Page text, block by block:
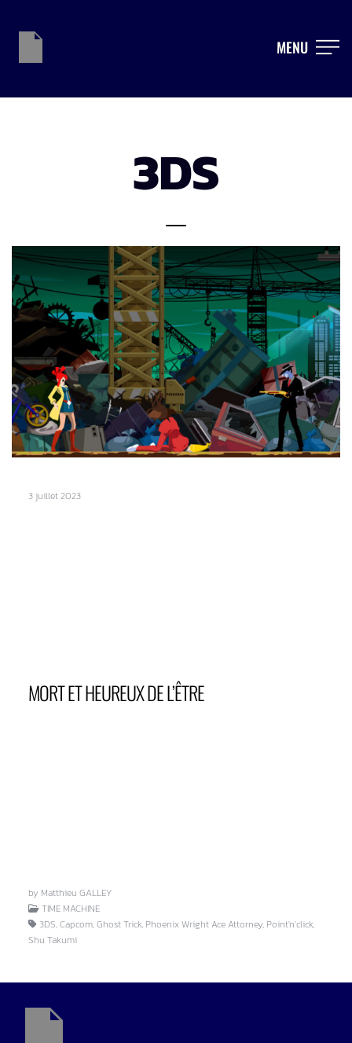
MENU
3DS
3 juillet 2023
MORT ET HEUREUX DE L’ÊTRE
by Matthieu GALLEY
TIME MACHINE
3DS, Capcom, Ghost Trick, Phoenix Wright Ace Attorney, Point'n'click,
Shu Takumi